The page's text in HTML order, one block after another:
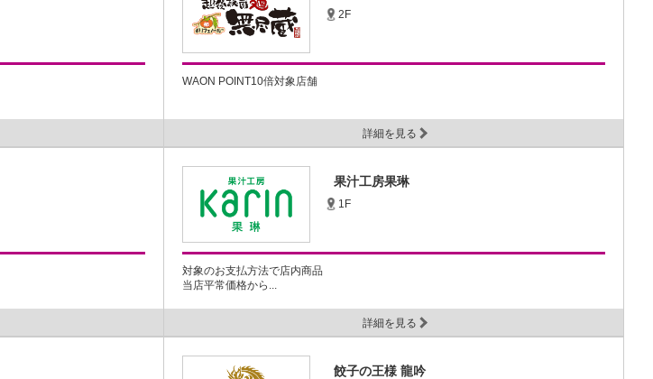
2F
WAON POINT10倍対象店舗
詳細を見る
果汁工房果琳
1F
対象のお支払方法で店内商品
当店平常価格から...
詳細を見る
餃子の王様 龍吟